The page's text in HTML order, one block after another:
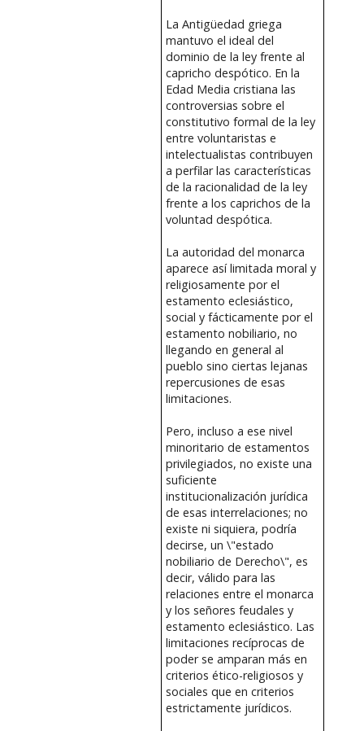
La Antigüedad griega
mantuvo el ideal del
dominio de la ley frente al
capricho despótico. En la
Edad Media cristiana las
controversias sobre el
constitutivo formal de la ley
entre voluntaristas e
intelectualistas contribuyen
a perfilar las características
de la racionalidad de la ley
frente a los caprichos de la
voluntad despótica.
La autoridad del monarca
aparece así limitada moral y
religiosamente por el
estamento eclesiástico,
social y fácticamente por el
estamento nobiliario, no
llegando en general al
pueblo sino ciertas lejanas
repercusiones de esas
limitaciones.
Pero, incluso a ese nivel
minoritario de estamentos
privilegiados, no existe una
suficiente
institucionalización jurídica
de esas interrelaciones; no
existe ni siquiera, podría
decirse, un \"estado
nobiliario de Derecho\", es
decir, válido para las
relaciones entre el monarca
y los señores feudales y
estamento eclesiástico. Las
limitaciones recíprocas de
poder se amparan más en
criterios ético-religiosos y
sociales que en criterios
estrictamente jurídicos.